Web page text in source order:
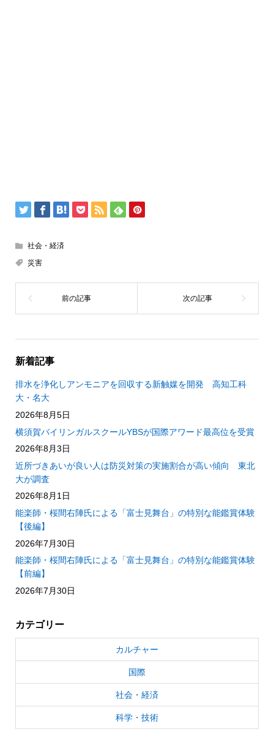
社会・経済
災害
新着記事
排水を浄化しアンモニアを回収する新触媒を開発 高知工科
大・名大
2026年8月5日
横須賀バイリンガルスクールYBSが国際アワード最高位を受賞
2026年8月3日
近所づきあいが良い人は防災対策の実施割合が高い傾向 東北
大が調査
2026年8月1日
能楽師・桜間右陣氏による「富士見舞台」の特別な能鑑賞体験
【後編】
2026年7月30日
能楽師・桜間右陣氏による「富士見舞台」の特別な能鑑賞体験
【前編】
2026年7月30日
カテゴリー
カルチャー
国際
社会・経済
科学・技術